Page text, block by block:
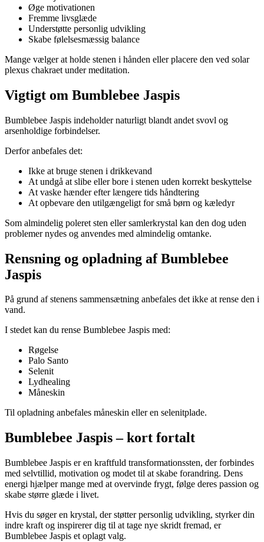
Øge motivationen
Fremme livsglæde
Understøtte personlig udvikling
Skabe følelsesmæssig balance
Mange vælger at holde stenen i hånden eller placere den ved solar
plexus chakraet under meditation.
Vigtigt om Bumblebee Jaspis
Bumblebee Jaspis indeholder naturligt blandt andet svovl og
arsenholdige forbindelser.
Derfor anbefales det:
Ikke at bruge stenen i drikkevand
At undgå at slibe eller bore i stenen uden korrekt beskyttelse
At vaske hænder efter længere tids håndtering
At opbevare den utilgængeligt for små børn og kæledyr
Som almindelig poleret sten eller samlerkrystal kan den dog uden
problemer nydes og anvendes med almindelig omtanke.
Rensning og opladning af Bumblebee
Jaspis
På grund af stenens sammensætning anbefales det ikke at rense den i
vand.
I stedet kan du rense Bumblebee Jaspis med:
Røgelse
Palo Santo
Selenit
Lydhealing
Måneskin
Til opladning anbefales måneskin eller en selenitplade.
Bumblebee Jaspis – kort fortalt
Bumblebee Jaspis er en kraftfuld transformationssten, der forbindes
med selvtillid, motivation og modet til at skabe forandring. Dens
energi hjælper mange med at overvinde frygt, følge deres passion og
skabe større glæde i livet.
Hvis du søger en krystal, der støtter personlig udvikling, styrker din
indre kraft og inspirerer dig til at tage nye skridt fremad, er
Bumblebee Jaspis et oplagt valg.